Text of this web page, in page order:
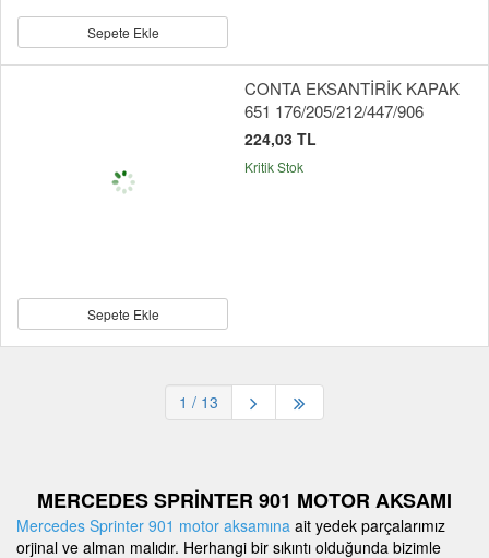
Sepete Ekle
Sepete Ekle
CONTA EKSANTİRİK KAPAK
651 176/205/212/447/906
224,03 TL
Kritik Stok
1 / 13
MERCEDES SPRİNTER 901 MOTOR AKSAMI
Mercedes Sprinter 901 motor aksamına ait yedek parçalarımız
orjinal ve alman malıdır. Herhangi bir sıkıntı olduğunda bizimle